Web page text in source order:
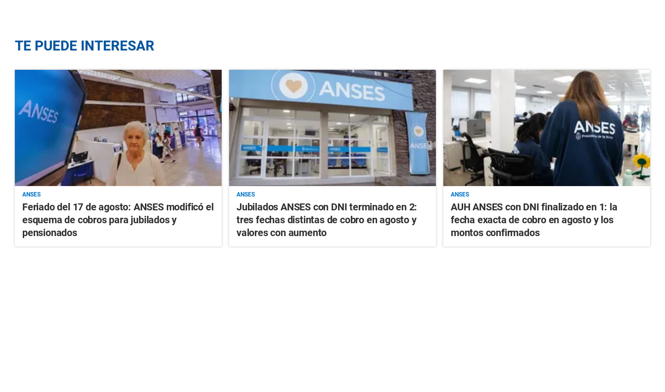
TE PUEDE INTERESAR
ANSES
Feriado del 17 de agosto: ANSES modificó el
esquema de cobros para jubilados y
pensionados
ANSES
Jubilados ANSES con DNI terminado en 2:
tres fechas distintas de cobro en agosto y
valores con aumento
ANSES
AUH ANSES con DNI finalizado en 1: la
fecha exacta de cobro en agosto y los
montos confirmados